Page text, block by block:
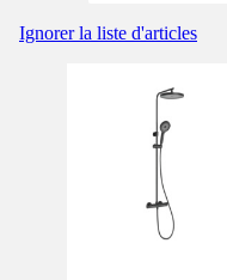
Ignorer la liste d'articles